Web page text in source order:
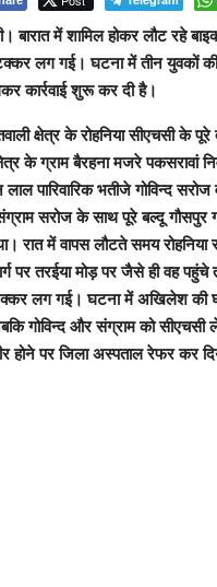
बारात में शामिल होकर लौट रहे
लग गई। घटना में तीन युवकों की
कार्रवाई शुरू कर दी है।
क्षेत्र के रोहनिया सीएचसी के
के ग्राम बैरहना मजरे पकसरावां
पारिवारिक भतीजे गोविन्द
संग्राम सरोज के साथ पूरे बल्दू गौसपुर
रात में वापस लौटते समय
पर तरईया मोड़ पर जैसे ही वह
लग गई। घटना में अखिलेश की
गोविन्द और संग्राम को सीएचसी
होने पर जिला अस्पताल रेफर कर